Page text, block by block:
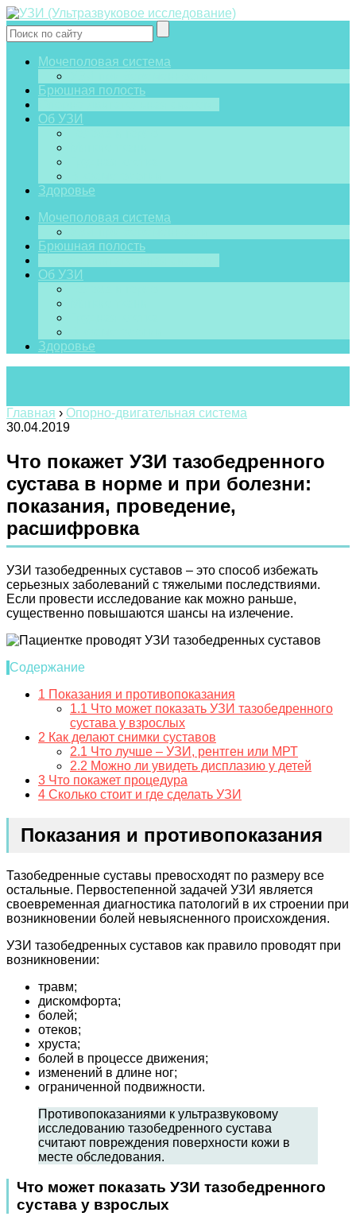
Мочеполовая система
Брюшная полость
Об УЗИ
Здоровье
Мочеполовая система
Брюшная полость
Об УЗИ
Здоровье
Главная › Опорно-двигательная система
30.04.2019
Что покажет УЗИ тазобедренного
сустава в норме и при болезни:
показания, проведение,
расшифровка
УЗИ тазобедренных суставов – это способ избежать
серьезных заболеваний с тяжелыми последствиями.
Если провести исследование как можно раньше,
существенно повышаются шансы на излечение.
Содержание
1 Показания и противопоказания
1.1 Что может показать УЗИ тазобедренного
сустава у взрослых
2 Как делают снимки суставов
2.1 Что лучше – УЗИ, рентген или МРТ
2.2 Можно ли увидеть дисплазию у детей
3 Что покажет процедура
4 Сколько стоит и где сделать УЗИ
Показания и противопоказания
Тазобедренные суставы превосходят по размеру все
остальные. Первостепенной задачей УЗИ является
своевременная диагностика патологий в их строении при
возникновении болей невыясненного происхождения.
УЗИ тазобедренных суставов как правило проводят при
возникновении:
травм;
дискомфорта;
болей;
отеков;
хруста;
болей в процессе движения;
изменений в длине ног;
ограниченной подвижности.
Противопоказаниями к ультразвуковому
исследованию тазобедренного сустава
считают повреждения поверхности кожи в
месте обследования.
Что может показать УЗИ тазобедренного
сустава у взрослых